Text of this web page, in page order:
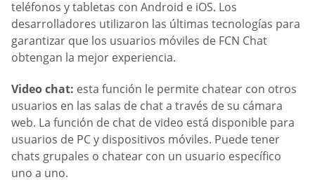
teléfonos y tabletas con Android e iOS. Los
desarrolladores utilizaron las últimas tecnologías para
garantizar que los usuarios móviles de FCN Chat
obtengan la mejor experiencia.
Video chat: esta función le permite chatear con otros
usuarios en las salas de chat a través de su cámara
web. La función de chat de video está disponible para
usuarios de PC y dispositivos móviles. Puede tener
chats grupales o chatear con un usuario específico
uno a uno.